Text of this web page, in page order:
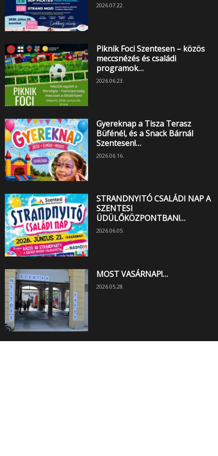
2026.07.22.
Piknik Foci Szentesen – közös
meccsnézés és családi
programok…
2026.06.23.
Gyereknap a Tisza Terasz
Büfénél, és a Snack Bárnál
Szentesen!…
2026.06.16.
STRANDNYITÓ CSALÁDI NAP A
SZENTESI
ÜDÜLŐKÖZPONTBAN!…
2026.06.05.
MOST VASÁRNAP!…
2026.05.28.